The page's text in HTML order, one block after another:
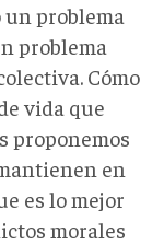
un problema
problema
Cómo
vida que
proponemos
en
es lo mejor
morales